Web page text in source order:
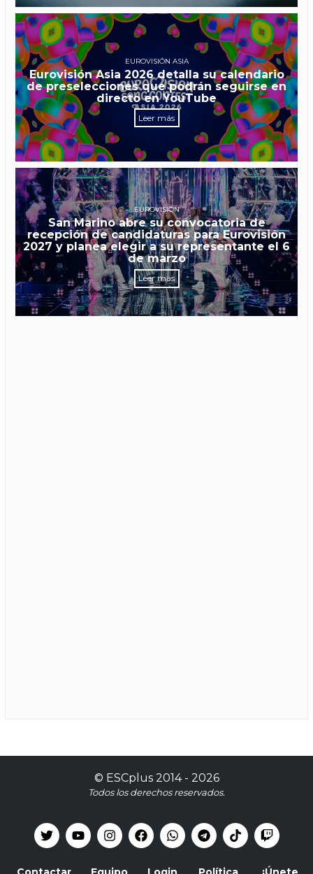
EUROVISIÓN ASIA
Eurovisión Asia 2026 detalla su calendario
de preselecciones que podrán seguirse en
directo en YouTube
Leer más
EUROVISIÓN
San Marino abre su convocatoria de
recepción de candidaturas para Eurovisión
2027 y planea elegir a su representante el 6
de marzo
Leer más
© ESCplus2014 - 2026
Todos los derechos reservados.